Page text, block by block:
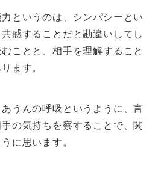
というのは、シンパシーとい
感することだと勘違いしてし
ことと、相手を理解すること
ます。
うんの呼吸というように、言
の気持ちを察することで、関
に思います。